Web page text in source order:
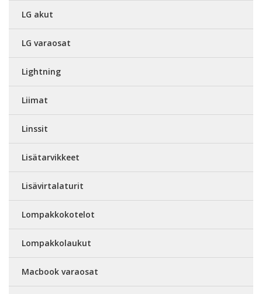
LG akut
LG varaosat
Lightning
Liimat
Linssit
Lisätarvikkeet
Lisävirtalaturit
Lompakkokotelot
Lompakkolaukut
Macbook varaosat